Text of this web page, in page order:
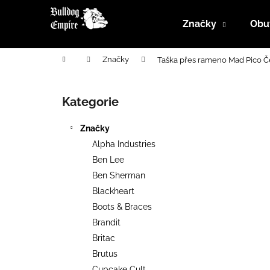
Značky
Domů Značky Taška přes rameno Mad Pico
Přeskočit
kategorie
Kategorie
Značky
Alpha Industries
Ben Lee
Ben Sherman
Blackheart
Boots & Braces
Brandit
Britac
Brutus
í
Zpět
do
Zpět
do